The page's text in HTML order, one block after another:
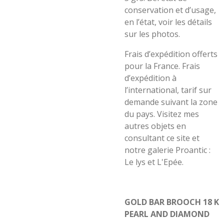
conservation et d’usage,
en l’état, voir les détails
sur les photos.
Frais d’expédition offerts
pour la France. Frais
d’expédition à
l’international, tarif sur
demande suivant la zone
du pays. Visitez mes
autres objets en
consultant ce site et
notre galerie Proantic :
Le lys et L'Epée.
GOLD BAR BROOCH 18 K
PEARL AND DIAMOND